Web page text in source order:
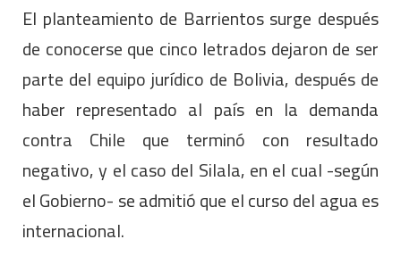
El planteamiento de Barrientos surge después
de conocerse que cinco letrados dejaron de ser
parte del equipo jurídico de Bolivia, después de
haber representado al país en la demanda
contra Chile que terminó con resultado
negativo, y el caso del Silala, en el cual -según
el Gobierno- se admitió que el curso del agua es
internacional.